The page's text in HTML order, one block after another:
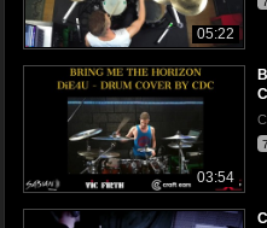
05:22
03:54